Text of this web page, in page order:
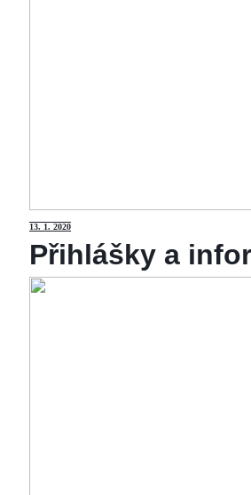
13. 1. 2020
Přihlášky a